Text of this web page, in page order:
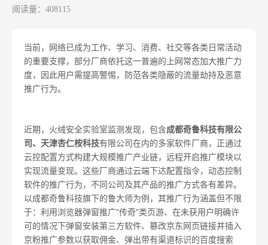
阅读量：408115
当前，网络已成为工作、学习、消费、社交等各类日常活动
的重要支撑，部分厂商依托这一普遍的上网常态加大推广力
度，因此用户需提高警惕，防范各类隐蔽的流量劫持及恶意
推广行为。
近期，火绒安全实验室监测发现，包含成都奇鲁科技有限公
司、天津杏仁桉科技有限公司在内的多家软件厂商，正通过
云控配置方式构建大规模推广产业链，远程开启推广模块以
实现流量变现。这些厂商通过云端下达配置指令，动态控制
软件的推广行为，不同公司及其产品的推广方式各有差异。
以成都奇鲁科技旗下的鲁大师为例，其推广行为涵盖但不限
于：利用浏览器弹窗推广"传奇"类页游、在未获用户明确许
可的情况下弹窗安装第三方软件、篡改京东网页链接并插入
京粉推广参数以获取佣金、弹出带有渠道标识的百度搜索